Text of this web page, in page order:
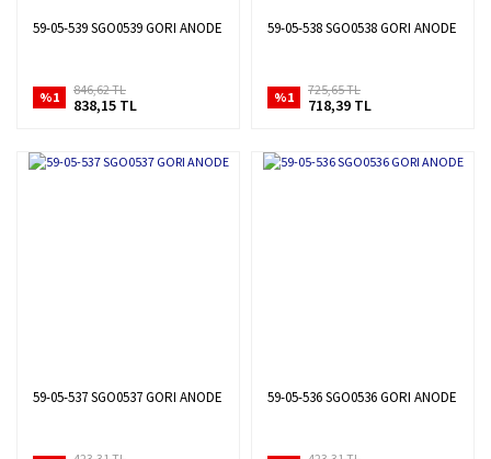
59-05-539 SGO0539 GORI ANODE
%1 846,62 TL
838,15 TL
59-05-538 SGO0538 GORI ANODE
%1 725,65 TL
718,39 TL
59-05-537 SGO0537 GORI ANODE 59-05-536 SGO0536 GORI ANODE